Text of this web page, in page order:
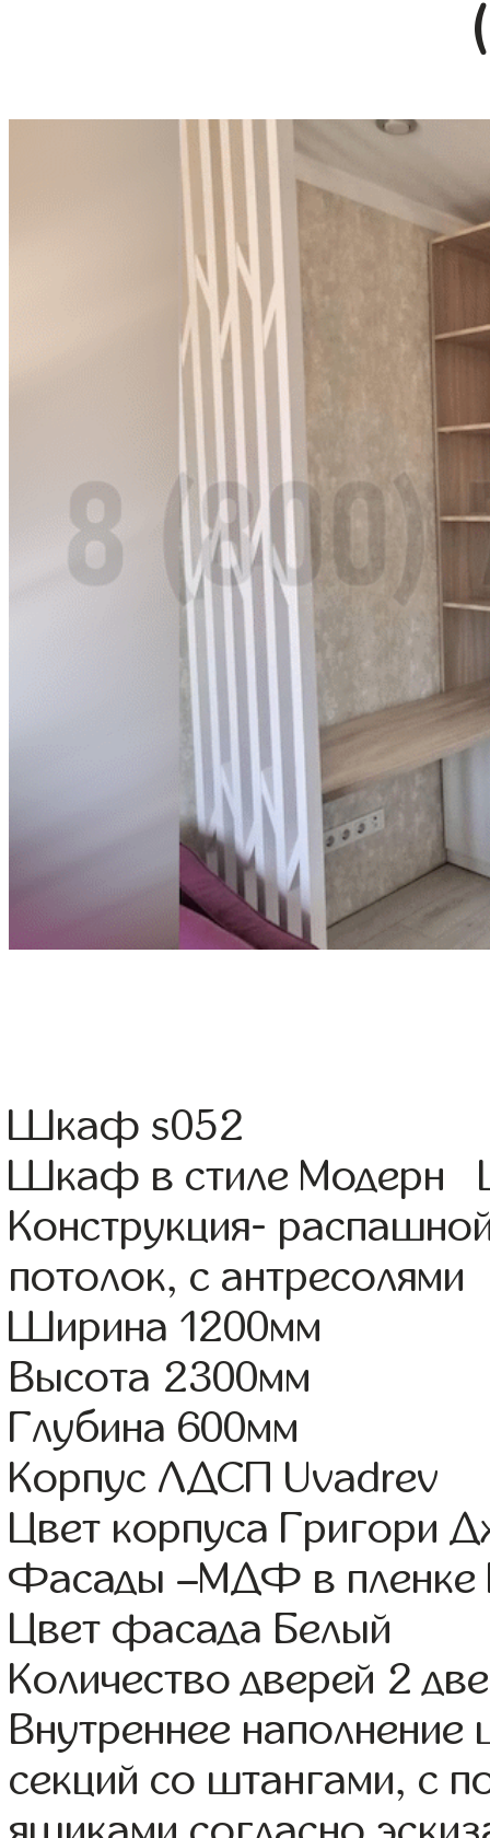
Шкаф s052
Шкаф в стиле Модерн
Конструкция-
потолок, с антресолями
Ширина 1200мм
Высота 2300мм
Глубина 600мм
Корпус ЛДСП Uvadrev
Цвет корпуса Григори
Фасады –МДФ в пленке
Цвет фасада Белый
Количество дверей 2
Внутреннее
секций со штангами, с